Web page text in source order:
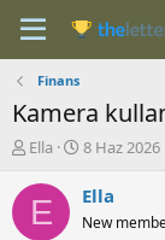
Finans
Kamera
K
n
b
u
Ella
B
ş
a
8 Haz 2026
E Ella
New